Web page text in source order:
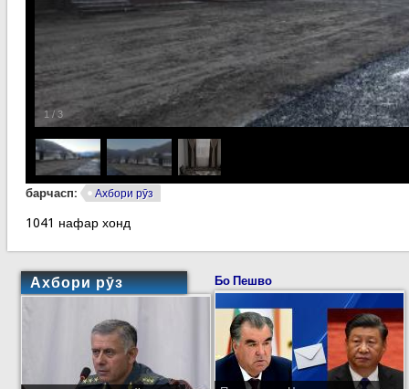
1 / 3
барчасп: Ахбори рӯз
1041 нафар хонд
Ахбори рӯз Бо Пешво